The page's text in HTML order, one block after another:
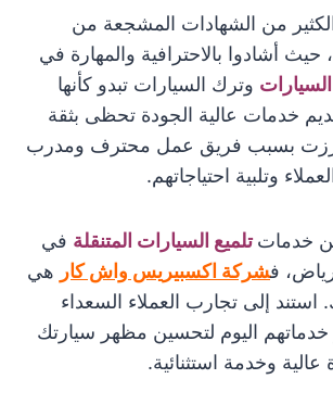
من الشهادات المشجعة من
حيث أشادوا بالاحترافية والمهارة في
وترك السيارات تبدو كأنها
خدمات عالية الجودة تحظى بثقة
تعززت بسبب فريق عمل محترف ومدرب
وتلبية احتياجاتهم.
خدماتتلميع السيارات المتنقلة في
فشركة اكسبيريس واش كار هي
استند إلى تجارب العملاء السعداء
خدماتهم اليوم لتحسين مظهر سيارتك
عالية وخدمة استثنائية.